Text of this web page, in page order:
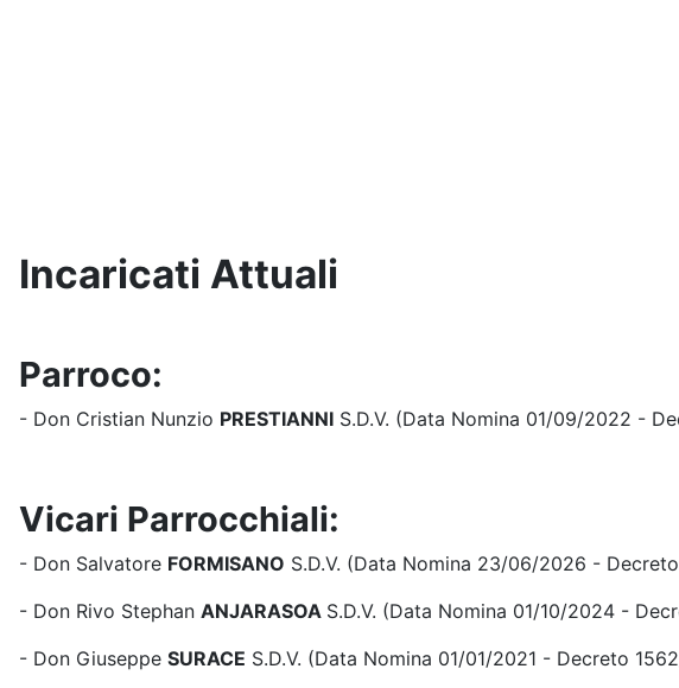
Incaricati Attuali
Parroco:
- Don Cristian Nunzio PRESTIANNI S.D.V. (Data Nomina 01/09/2022 -
Vicari Parrocchiali:
- Don Salvatore FORMISANO S.D.V. (Data Nomina 23/06/2026 -
- Don Rivo Stephan ANJARASOA S.D.V. (Data Nomina 01/10/2024 -
- Don Giuseppe SURACE S.D.V. (Data Nomina 01/01/2021 - Decreto